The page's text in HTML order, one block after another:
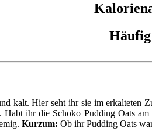
Häufig
kalt. Hier seht ihr sie im erkalteten
Habt ihr die Schoko Pudding Oats
Kurzum: Ob ihr Pudding Oats